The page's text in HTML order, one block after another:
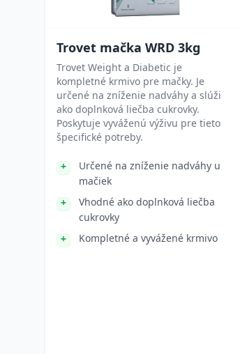
Trovet mačka WRD 3kg
Trovet Weight a Diabetic je
kompletné krmivo pre mačky. Je
určené na zníženie nadváhy a slúži
ako doplnková liečba cukrovky.
Poskytuje vyváženú výživu pre tieto
špecifické potreby.
Určené na zníženie nadváhy u
mačiek
Vhodné ako doplnková liečba
cukrovky
Kompletné a vyvážené krmivo